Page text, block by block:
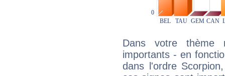
Dans votre thème
importants - en
dans l'ordre